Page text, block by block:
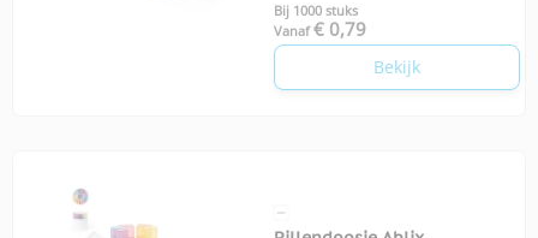
Bij 1000 stuks
Vanaf € 0,79
Bekijk